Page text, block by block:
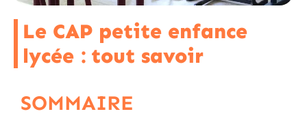
Le CAP petite enfance
lycée : tout savoir
SOMMAIRE